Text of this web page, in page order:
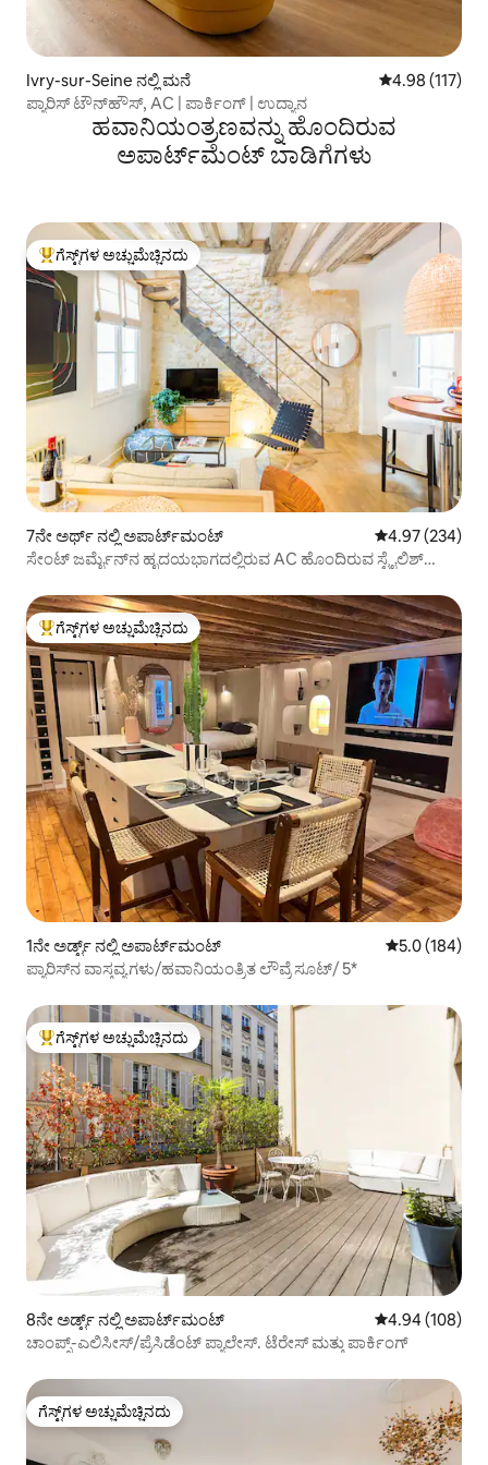
Ivry-sur-Seine ನಲ್ಲಿ ಮನೆ 5 ರಲ್ಲಿ 4.98
4.98 (117)
ಪ್ಯಾರಿಸ್ ಟೌನ್‌ಹೌಸ್, AC | ಪಾರ್ಕಿಂಗ್ | ಉದ್ಯಾನ
ಹವಾನಿಯಂತ್ರಣವನ್ನು ಹೊಂದಿರುವ
ಅಪಾರ್ಟ್‌ಮೆಂಟ್‌ ಬಾಡಿಗೆಗಳು
ಗೆಸ್ಟ್‌ಗಳಿಗೆ ಅತಿ ಹೆಚ್ಚು ಅಚ್ಚುಮೆಚ್ಚಿನದು
ಗೆಸ್ಟ್‌ಗಳ ಅಚ್ಚುಮೆಚ್ಚಿನದು
7ನೇ ಅರ್ಥ್ ನಲ್ಲಿ ಅಪಾರ್ಟ್‌ಮಂಟ್ 5 ರಲ್ಲಿ 4.97
4.97 (234)
ಸೇಂಟ್ ಜರ್ಮೈನ್‌ನ ಹೃದಯಭಾಗದಲ್ಲಿರುವ AC ಹೊಂದಿರುವ ಸ್ಟೈಲಿಶ್
ಗೆಸ್ಟ್‌ಗಳಿಗೆ ಅತಿ ಹೆಚ್ಚು ಅಚ್ಚುಮೆಚ್ಚಿನದು
ಗೆಸ್ಟ್‌ಗಳ ಅಚ್ಚುಮೆಚ್ಚಿನದು
1ನೇ ಅರ್ಡ್ಟ್ ನಲ್ಲಿ ಅಪಾರ್ಟ್‌ಮಂಟ್ 5 ರಲ್ಲಿ 5.0
5.0 (184)
ಪ್ಯಾರಿಸ್‌ನ ವಾಸ್ತವ್ಯಗಳು/ಹವಾನಿಯಂತ್ರಿತ ಲೌವ್ರೆ ಸೂಟ್/ 5*
ಗೆಸ್ಟ್‌ಗಳಿಗೆ ಅತಿ ಹೆಚ್ಚು ಅಚ್ಚುಮೆಚ್ಚಿನದು
ಗೆಸ್ಟ್‌ಗಳ ಅಚ್ಚುಮೆಚ್ಚಿನದು
8ನೇ ಅರ್ಡ್ಟ್ ನಲ್ಲಿ ಅಪಾರ್ಟ್‌ಮಂಟ್ 5 ರಲ್ಲಿ 4.94
4.94 (108)
ಚಾಂಪ್ಸ್-ಎಲಿಸೀಸ್/ಪ್ರೆಸಿಡೆಂಟ್ ಪ್ಯಾಲೇಸ್. ಟೆರೇಸ್ ಮತ್ತು ಪಾರ್ಕಿಂಗ್
ಗೆಸ್ಟ್‌ಗಳ ಅಚ್ಚುಮೆಚ್ಚಿನದು
ಗೆಸ್ಟ್‌ಗಳ ಅಚ್ಚುಮೆಚ್ಚಿನದು